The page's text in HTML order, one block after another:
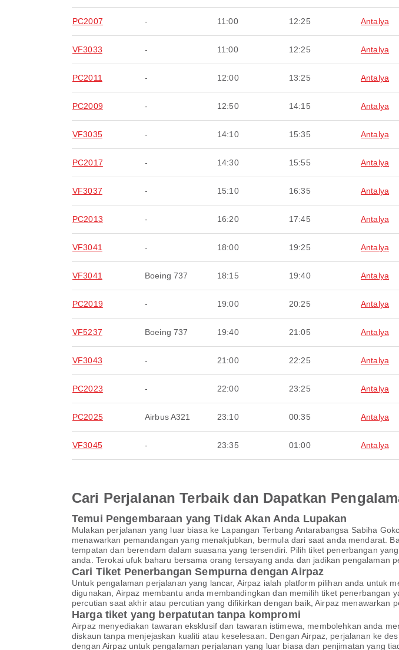
PC2007 - 11:00 12:25 Antalya
VF3033 - 11:00 12:25 Antalya
PC2011 - 12:00 13:25 Antalya
PC2009 - 12:50 14:15 Antalya
VF3035 - 14:10 15:35 Antalya
PC2017 - 14:30 15:55 Antalya
VF3037 - 15:10 16:35 Antalya
PC2013 - 16:20 17:45 Antalya
VF3041 - 18:00 19:25 Antalya
VF3041 Boeing 737 18:15 19:40 Antalya
PC2019 - 19:00 20:25 Antalya
VF5237 Boeing 737 19:40 21:05 Antalya
VF3043 - 21:00 22:25 Antalya
PC2023 - 22:00 23:25 Antalya
PC2025 Airbus A321 23:10 00:35 Antalya
VF3045 - 23:35 01:00 Antalya
Cari Perjalanan Terbaik dan Dapatkan
Temui Pengembaraan yang Tidak Akan Anda Lupakan
Mulakan perjalanan yang luar biasa ke Lapangan Terbang Antarabangsa Sabiha
menawarkan pemandangan yang menakjubkan, bermula dari saat anda mendarat.
tempatan dan berendam dalam suasana yang tersendiri. Pilih tiket penerbangan
anda. Terokai ufuk baharu bersama orang tersayang anda dan jadikan pengalaman
Cari Tiket Penerbangan Sempurna dengan Airpaz
Untuk pengalaman perjalanan yang lancar, Airpaz ialah platform pilihan anda untuk
digunakan, Airpaz membantu anda membandingkan dan memilih tiket
percutian saat akhir atau percutian yang difikirkan dengan baik, Airpaz menawarkan
Harga tiket yang berpatutan tanpa kompromi
Airpaz menyediakan tawaran eksklusif dan tawaran istimewa, membolehkan anda
diskaun tanpa menjejaskan kualiti atau keselesaan. Dengan Airpaz, perjalanan ke
dengan Airpaz untuk pengalaman perjalanan yang luar biasa dan penjimatan yang